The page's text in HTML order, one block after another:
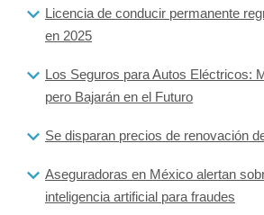
Licencia de conducir permanente
en 2025
Los Seguros para Autos Eléctricos:
pero Bajarán en el Futuro
Se disparan precios de renovación
Aseguradoras en México alertan
inteligencia artificial para fraudes